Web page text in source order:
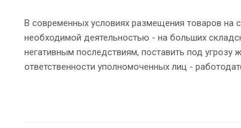
В современных условиях размещения товаров на
необходимой деятельностью - на больших
негативным последствиям, поставить под
ответственности уполномоченных лиц -